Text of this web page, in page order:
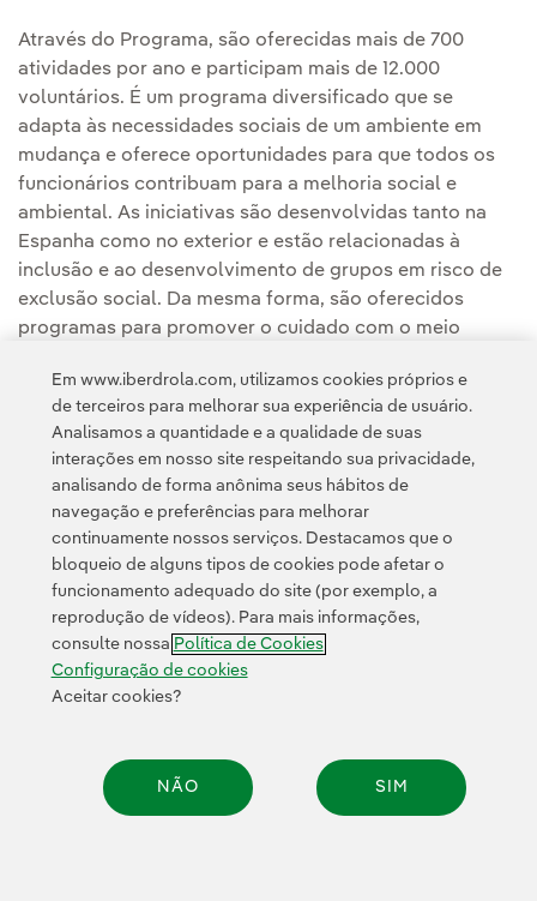
Através do Programa, são oferecidas mais de 700
atividades por ano e participam mais de 12.000
voluntários. É um programa diversificado que se
adapta às necessidades sociais de um ambiente em
mudança e oferece oportunidades para que todos os
funcionários contribuam para a melhoria social e
ambiental. As iniciativas são desenvolvidas tanto na
Espanha como no exterior e estão relacionadas à
inclusão e ao desenvolvimento de grupos em risco de
exclusão social. Da mesma forma, são oferecidos
programas para promover o cuidado com o meio
energia para aqueles que ainda não a têm e a resposta
a emergências e crises humanitárias.
Contato Clientes Política de Privacidade Informação legal
Transparência no uso da IA Política de cookies
Acessibilidade
Em www.iberdrola.com, utilizamos cookies próprios e
de terceiros para melhorar sua experiência de usuário.
Analisamos a quantidade e a qualidade de suas
interações em nosso site respeitando sua privacidade,
analisando de forma anônima seus hábitos de
navegação e preferências para melhorar
continuamente nossos serviços. Destacamos que o
bloqueio de alguns tipos de cookies pode afetar o
funcionamento adequado do site (por exemplo, a
reprodução de vídeos). Para mais informações,
consulte nossa Política de Cookies
Configuração de cookies
Aceitar cookies?
NÃO SIM